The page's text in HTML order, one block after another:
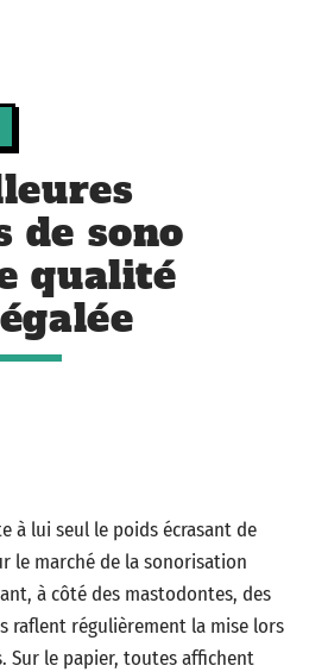
de sono
qualité
à lui seul le poids écrasant de
le marché de la sonorisation
à côté des mastodontes, des
raflent régulièrement la mise lors
Sur le papier, toutes affichent